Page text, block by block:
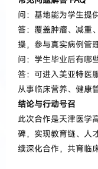
问：基地能为学生提
答：覆盖肿瘤、减重
操，参与真实病例管理
问：学生毕业后有哪
答：可进入美亚特医
从事临床营养、健康
结论与行动号召
此次合作是天津医学
碑，实现教育链、人
续深化合作，共育临